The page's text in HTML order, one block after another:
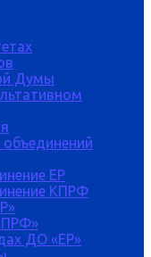
Думы
объединений
ЕР
КПРФ
ДО «ЕР»